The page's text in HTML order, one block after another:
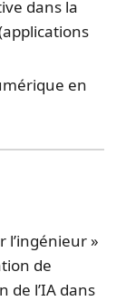
dans la
en
l’ingénieur »
de
de l’IA dans